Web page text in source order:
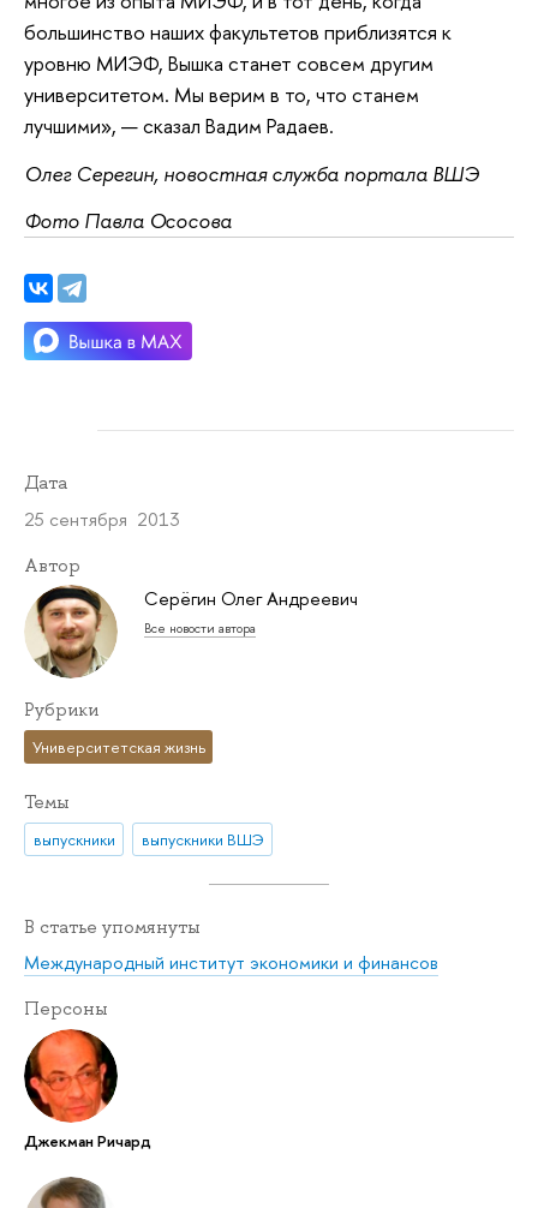
большинство наших факультетов приблизятся к
уровню МИЭФ, Вышка станет совсем другим
университетом. Мы верим в то, что станем
лучшими», — сказал Вадим Радаев.
Олег Серегин, новостная служба портала ВШЭ
Фото Павла Ососова
Дата
25 сентября 2013
Автор
Серёгин Олег Андреевич
Все новости автора
Рубрики
Университетская жизнь
Темы
выпускники выпускники ВШЭ
В статье упомянуты
Международный институт экономики и финансов
Персоны
Джекман Ричард